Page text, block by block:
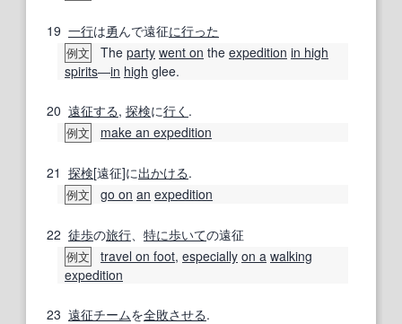
19 一行は勇んで遠征に行った
例文 The party went on the expedition in high
spirits―in high glee.
20 遠征する, 探検に行く .
例文 make an expedition
21 探検[遠征]に出かける.
例文 go on an expedition
22 徒歩の旅行 特に歩いての遠征
例文 travel on foot, especially on a walking
expedition
23 遠征チームを全敗させる.